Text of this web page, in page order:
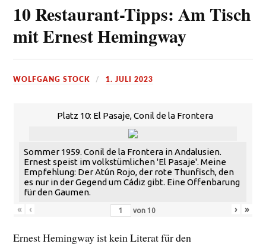
10 Restaurant-Tipps: Am Tisch
mit Ernest Hemingway
WOLFGANG STOCK 1. JULI 2023
Platz 10: El Pasaje, Conil de la Frontera
Sommer 1959. Conil de la Frontera in Andalusien.
Ernest speist im volkstümlichen 'El Pasaje'. Meine
Empfehlung: Der Atún Rojo, der rote Thunfisch, den
es nur in der Gegend um Cádiz gibt. Eine Offenbarung
für den Gaumen.
«
‹ von 10 › »
Ernest Hemingway ist kein Literat für den